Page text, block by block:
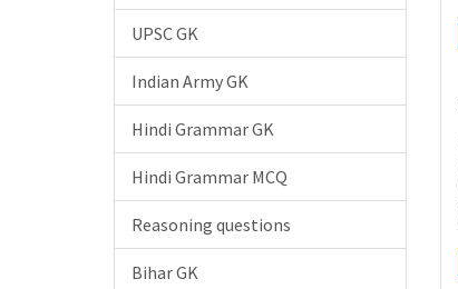
UPSC GK
Indian Army GK
Hindi Grammar GK
Hindi Grammar MCQ
Reasoning questions
Bihar GK